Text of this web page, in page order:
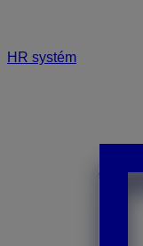
HR systém